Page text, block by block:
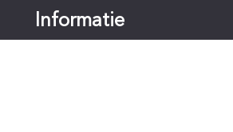
Informatie